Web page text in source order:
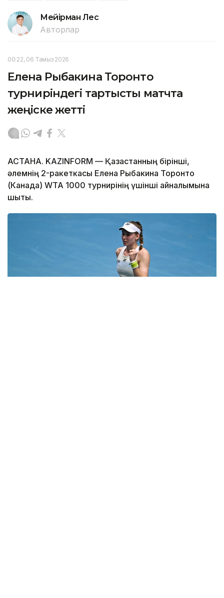
Мейірман Лес
Авторлар
00:22, 06 Тамыз 2026
Елена Рыбакина Торонто
турниріндегі тартысты матчта
жеңіске жетті
АСТАНА. KAZINFORM — Қазақстанның бірінші,
әлемнің 2-ракеткасы Елена Рыбакина Торонто
(Канада) WTA 1000 турнирінің үшінші айналымына
шықты.